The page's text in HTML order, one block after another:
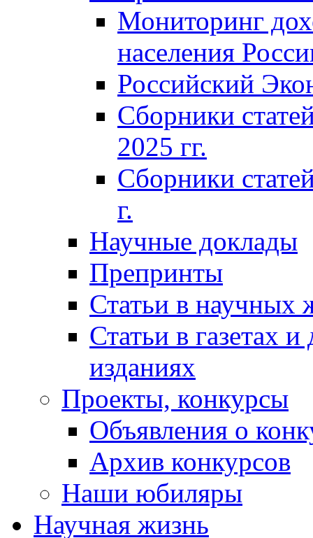
Мониторинг
населения
Российский
Сборники
2025 гг.
Сборники
г.
Научные доклады
Препринты
Статьи в научных
Статьи в газетах
изданиях
Проекты, конкурсы
Объявления о
Архив конкурсов
Наши юбиляры
Научная жизнь